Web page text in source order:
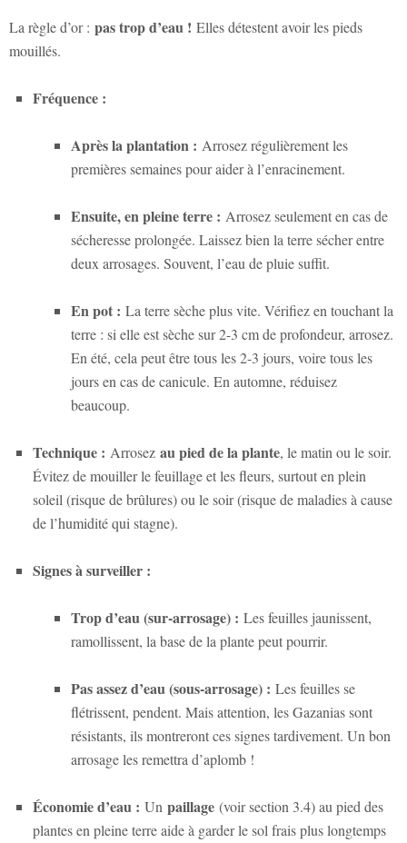
La règle d’or : pas trop d’eau ! Elles détestent avoir les pieds
mouillés.
Fréquence :
Après la plantation : Arrosez régulièrement les
premières semaines pour aider à l’enracinement.
Ensuite, en pleine terre : Arrosez seulement en cas de
sécheresse prolongée. Laissez bien la terre sécher entre
deux arrosages. Souvent, l’eau de pluie suffit.
En pot : La terre sèche plus vite. Vérifiez en touchant la
terre : si elle est sèche sur 2-3 cm de profondeur, arrosez.
En été, cela peut être tous les 2-3 jours, voire tous les
jours en cas de canicule. En automne, réduisez
beaucoup.
Technique : Arrosez au pied de la plante, le matin ou le soir.
Évitez de mouiller le feuillage et les fleurs, surtout en plein
soleil (risque de brûlures) ou le soir (risque de maladies à cause
de l’humidité qui stagne).
Signes à surveiller :
Trop d’eau (sur-arrosage) : Les feuilles jaunissent,
ramollissent, la base de la plante peut pourrir.
Pas assez d’eau (sous-arrosage) : Les feuilles se
flétrissent, pendent. Mais attention, les Gazanias sont
résistants, ils montreront ces signes tardivement. Un bon
arrosage les remettra d’aplomb !
Économie d’eau : Un paillage (voir section 3.4) au pied des
plantes en pleine terre aide à garder le sol frais plus longtemps